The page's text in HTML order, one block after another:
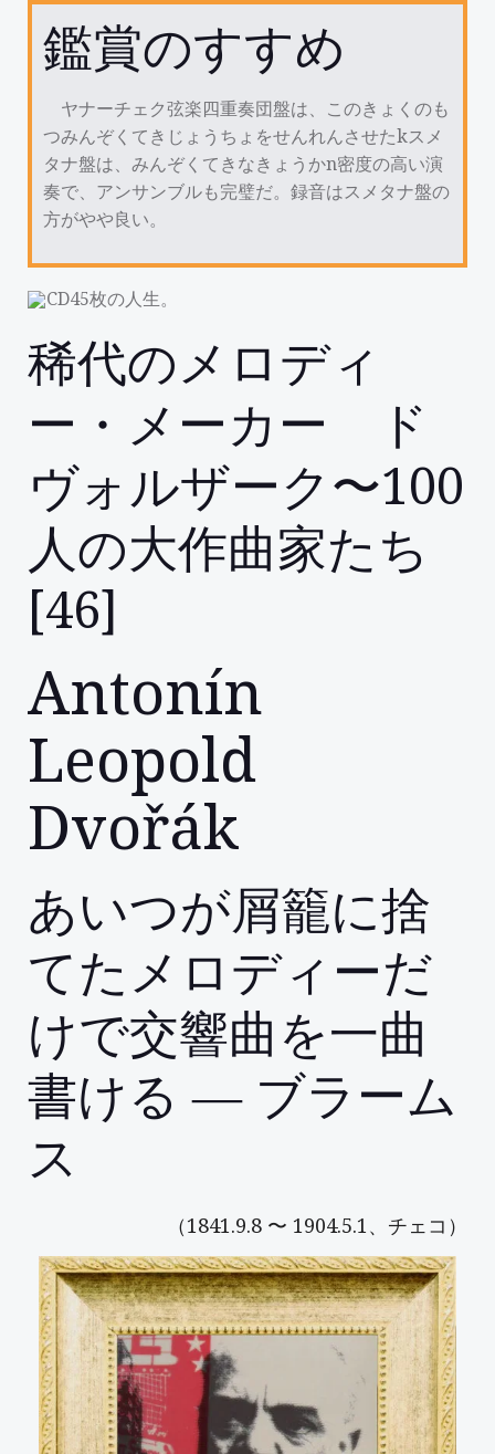
鑑賞のすすめ
ヤナーチェク弦楽四重奏団盤は、このきょくのも
つみんぞくてきじょうちょをせんれんさせたkスメ
タナ盤は、みんぞくてきなきょうかn密度の高い演
奏で、アンサンブルも完璧だ。録音はスメタナ盤の
方がやや良い。
CD45枚の人生。
稀代のメロディ
ー・メーカー ド
ヴォルザーク〜100
人の大作曲家たち
[46]
Antonín
Leopold
Dvořák
あいつが屑籠に捨
てたメロディーだ
けで交響曲を一曲
書ける ― ブラーム
ス
（1841.9.8 〜 1904.5.1、チェコ）